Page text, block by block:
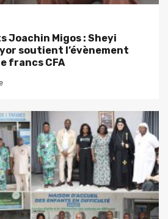
Migos : Sheyi
soutient l’évènement
francs CFA